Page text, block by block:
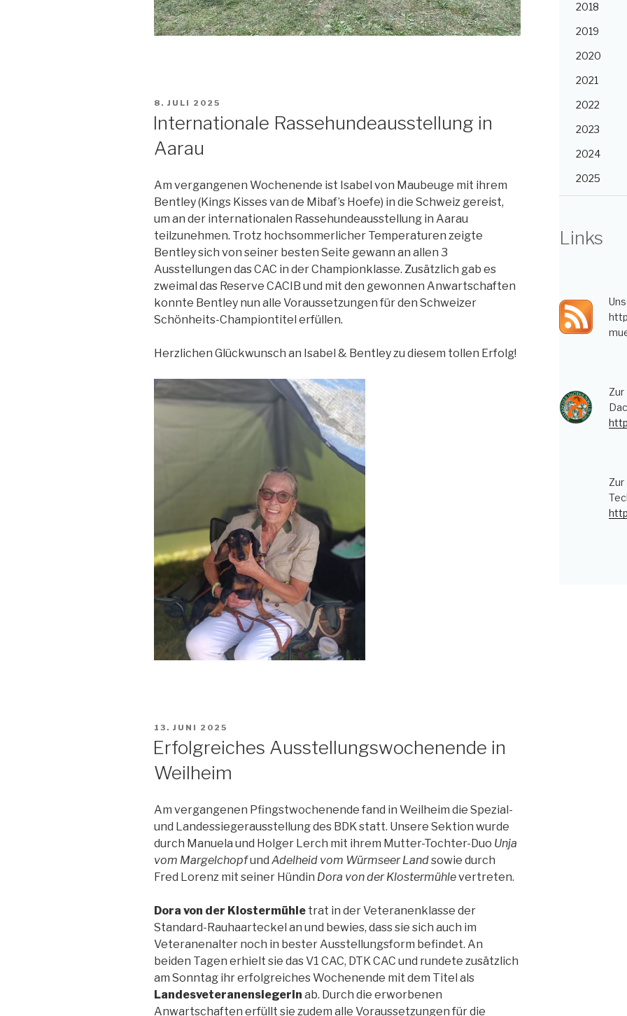
VERÖFFENTLICHT
8. JULI 2025
Internationale Rassehundeausstellung in
Aarau
Am vergangenen Wochenende ist Isabel von Maubeuge mit ihrem
Bentley (Kings Kisses van de Mibaf’s Hoefe) in die Schweiz gereist,
um an der internationalen Rassehundeausstellung in Aarau
teilzunehmen. Trotz hochsommerlicher Temperaturen zeigte
Bentley sich von seiner besten Seite gewann an allen 3
Ausstellungen das CAC in der Championklasse. Zusätzlich gab es
zweimal das Reserve CACIB und mit den gewonnen Anwartschaften
konnte Bentley nun alle Voraussetzungen für den Schweizer
Schönheits-Championtitel erfüllen.
Herzlichen Glückwunsch an Isabel & Bentley zu diesem tollen Erfolg!
VERÖFFENTLICHT
13. JUNI 2025
Erfolgreiches Ausstellungswochenende in
Weilheim
Am vergangenen Pfingstwochenende fand in Weilheim die Spezial-
und Landessiegerausstellung des BDK statt. Unsere Sektion wurde
durch Manuela und Holger Lerch mit ihrem Mutter-Tochter-Duo Unja
vom Margelchopfund Adelheid vom Würmseer Landsowie durch
Fred Lorenz mit seiner Hündin Dora von der Klostermühlevertreten.
Dora von der Klostermühle trat in der Veteranenklasse der
Standard-Rauhaarteckel an und bewies, dass sie sich auch im
Veteranenalter noch in bester Ausstellungsform befindet. An
beiden Tagen erhielt sie das V1 CAC, DTK CAC und rundete zusätzlich
am Sonntag ihr erfolgreiches Wochenende mit dem Titel als
Landesveteranensiegerin ab. Durch die erworbenen
Anwartschaften erfüllt sie zudem alle Voraussetzungen für die
2018
2019
2020
2021
2022
2023
2024
2025
Links